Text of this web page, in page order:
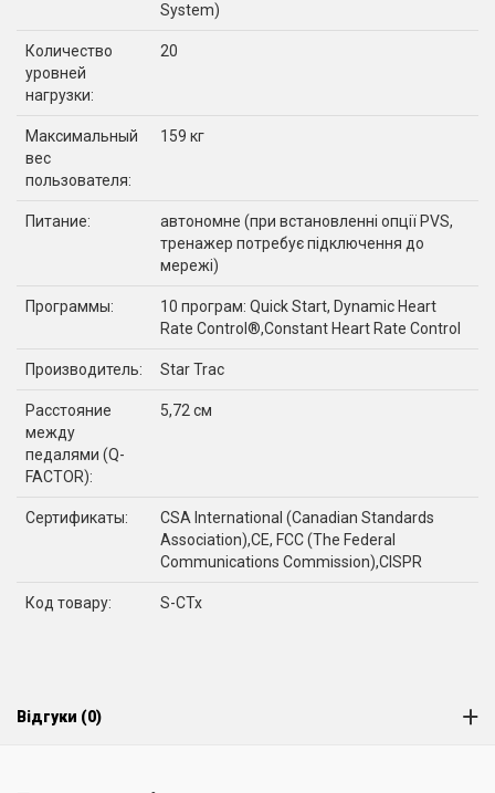
System)
Количество
уровней
нагрузки:
20
Максимальный
вес
пользователя:
159 кг
Питание:
автономне (при встановленні опції PVS,
тренажер потребує підключення до
мережі)
Программы:
10 програм: Quick Start, Dynamic Heart
Rate Control®,Constant Heart Rate Control
Производитель: Star Trac
Расстояние
между
педалями (Q-
FACTOR):
5,72 см
Сертификаты:
CSA International (Canadian Standards
Association),CE, FCC (The Federal
Communications Commission),CISPR
Код товару: S-CTx
Відгуки (0)